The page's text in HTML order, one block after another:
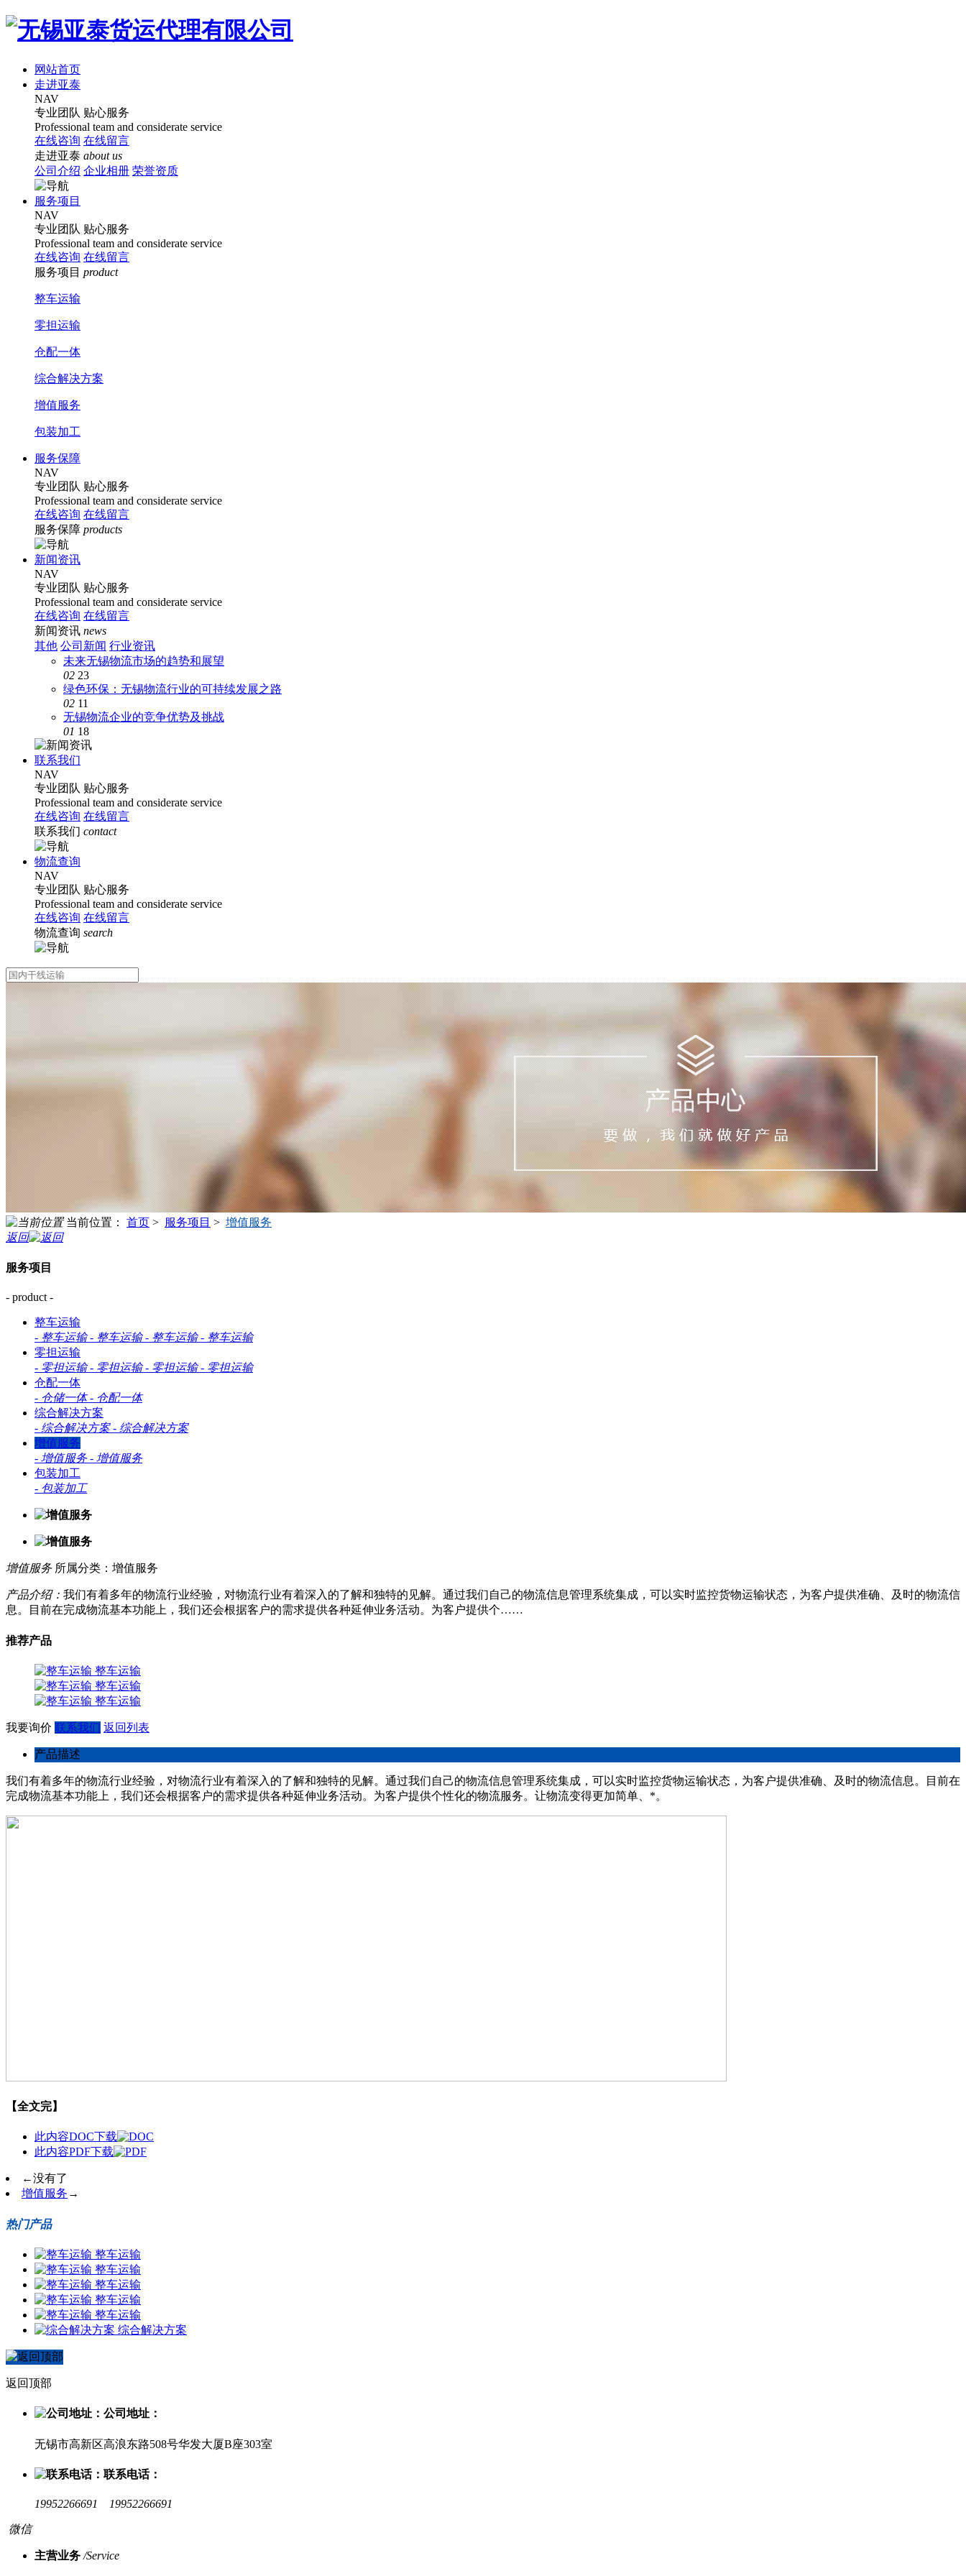
网站首页
走进亚泰
NAV
专业团队 贴心服务
Professional team and considerate service
在线咨询 在线留言
走进亚泰 about us
公司介绍 企业相册 荣誉资质
服务项目
NAV
专业团队 贴心服务
Professional team and considerate service
在线咨询 在线留言
服务项目 product
整车运输
零担运输
仓配一体
综合解决方案
增值服务
包装加工
服务保障
NAV
专业团队 贴心服务
Professional team and considerate service
在线咨询 在线留言
服务保障 products
新闻资讯
NAV
专业团队 贴心服务
Professional team and considerate service
在线咨询 在线留言
新闻资讯 news
其他 公司新闻 行业资讯
未来无锡物流市场的趋势和展望
02 23
绿色环保：无锡物流行业的可持续发展之路
02 11
无锡物流企业的竞争优势及挑战
01 18
联系我们
NAV
专业团队 贴心服务
Professional team and considerate service
在线咨询 在线留言
联系我们 contact
物流查询
NAV
专业团队 贴心服务
Professional team and considerate service
在线咨询 在线留言
物流查询 search
当前位置： 首页 > 服务项目 > 增值服务
返回
服务项目
- product -
整车运输
- 整车运输 - 整车运输 - 整车运输 - 整车运输
零担运输
- 零担运输 - 零担运输 - 零担运输 - 零担运输
仓配一体
- 仓储一体 - 仓配一体
综合解决方案
- 综合解决方案 - 综合解决方案
增值服务
- 增值服务 - 增值服务
包装加工
- 包装加工
增值服务 所属分类：增值服务
产品介绍： 我们有着多年的物流行业经验，对物流行业有着深入的了解和独特的见解。通过我们自己的物流信息管理系统集成，可以实时监控货物运输状态，为客户提供准确、及时的物流信
息。目前在完成物流基本功能上，我们还会根据客户的需求提供各种延伸业务活动。为客户提供个……
推荐产品
整车运输
整车运输
整车运输
我要询价 联系我们 返回列表
产品描述
我们有着多年的物流行业经验，对物流行业有着深入的了解和独特的见解。通过我们自己的物流信息管理系统集成，可以实时监控货物运输状态，为客户提供准确、及时的物流信息。目前在
完成物流基本功能上，我们还会根据客户的需求提供各种延伸业务活动。为客户提供个性化的物流服务。让物流变得更加简单、*。
【全文完】
此内容DOC下载
此内容PDF下载
←没有了
增值服务 →
热门产品
整车运输
整车运输
整车运输
整车运输
整车运输
综合解决方案
返回顶部
公司地址：
无锡市高新区高浪东路508号华发大厦B座303室
联系电话：
19952266691 19952266691
微信
主营业务 /Service